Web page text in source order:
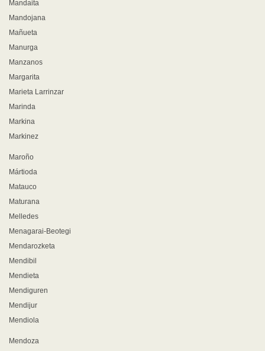
Mandaita
Mandojana
Mañueta
Manurga
Manzanos
Margarita
Marieta Larrinzar
Marinda
Markina
Markinez
Maroño
Mártioda
Matauco
Maturana
Melledes
Menagarai-Beotegi
Mendarozketa
Mendibil
Mendieta
Mendiguren
Mendijur
Mendiola
Mendoza